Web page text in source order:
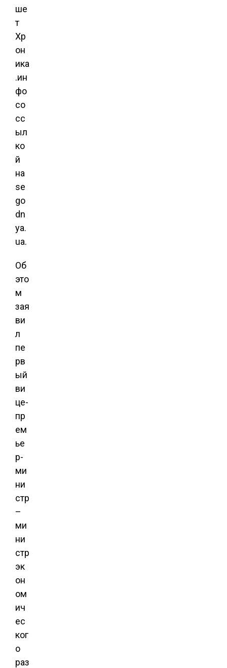
ше
т
Хр
он
ика
.ин
фо
со
сс
ыл
ко
й
на
se
go
dn
ya.
ua.
Об
это
м
зая
ви
л
пе
рв
ый
ви
це-
пр
ем
ье
р-
ми
ни
стр
–
ми
ни
стр
эк
он
ом
ич
ес
ког
о
раз